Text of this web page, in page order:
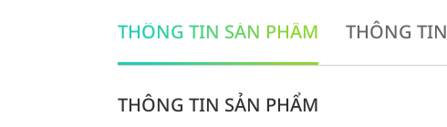
THÔNG TIN SẢN PHẨM THÔNG
THÔNG TIN SẢN PHẨM